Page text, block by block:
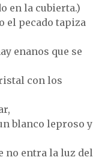
en la cubierta.)
el pecado tapiza
enanos que se
con los
blanco leproso y
no entra la luz del